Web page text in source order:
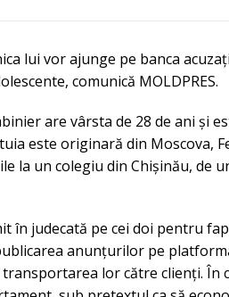
lui vor ajunge pe banca
comunică MOLDPRES.
are vârsta de 28 de ani și
este originară din Moscova,
la un colegiu din Chișinău, de
în judecată pe cei doi pentru
anunțurilor pe
lor către clienți. În